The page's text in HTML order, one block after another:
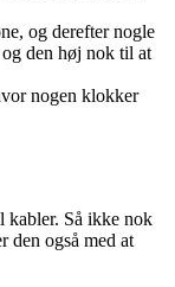
og derefter nogle
den høj nok til at
nogen klokker
kabler. Så ikke nok
den også med at